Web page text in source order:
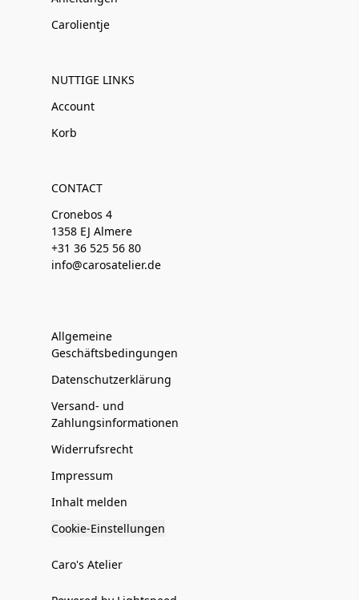
Carolientje
NUTTIGE LINKS
Account
Korb
CONTACT
Cronebos 4
1358 EJ Almere
+31 36 525 56 80
info@carosatelier.de
Allgemeine
Geschäftsbedingungen
Datenschutzerklärung
Versand- und
Zahlungsinformationen
Widerrufsrecht
Impressum
Inhalt melden
Cookie-Einstellungen
Caro's Atelier